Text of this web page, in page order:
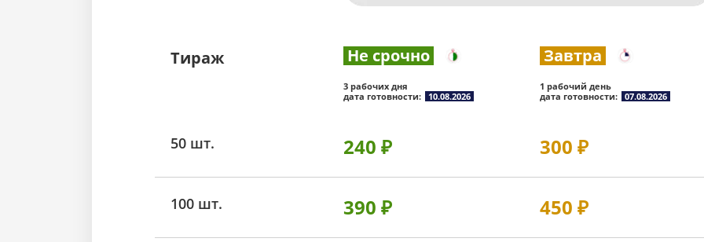
Тираж Не срочно
3 рабочих дня
дата готовности:
10.08.2026
Завтра
1 рабочий день
дата готовности: 07.08.2026
50 шт. 240 ₽ 300 ₽
100 шт. 390 ₽ 450 ₽